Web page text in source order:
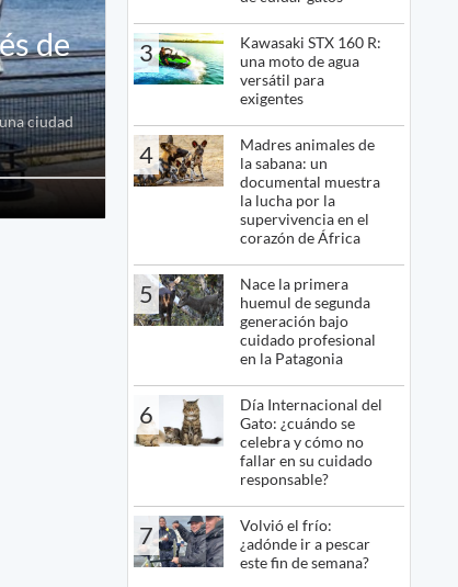
de
ciudad
3
Kawasaki STX 160 R:
una moto de agua
versátil para
exigentes
4
Madres animales de
la sabana: un
documental muestra
la lucha por la
supervivencia en el
corazón de África
5
Nace la primera
huemul de segunda
generación bajo
cuidado profesional
en la Patagonia
6
Día Internacional del
Gato: ¿cuándo se
celebra y cómo no
fallar en su cuidado
responsable?
7
Volvió el frío:
¿adónde ir a pescar
este fin de semana?